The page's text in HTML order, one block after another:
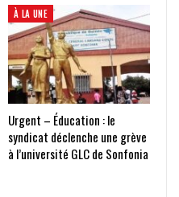
À LA UNE
Urgent – Éducation : le
syndicat déclenche une grève
à l’université GLC de Sonfonia